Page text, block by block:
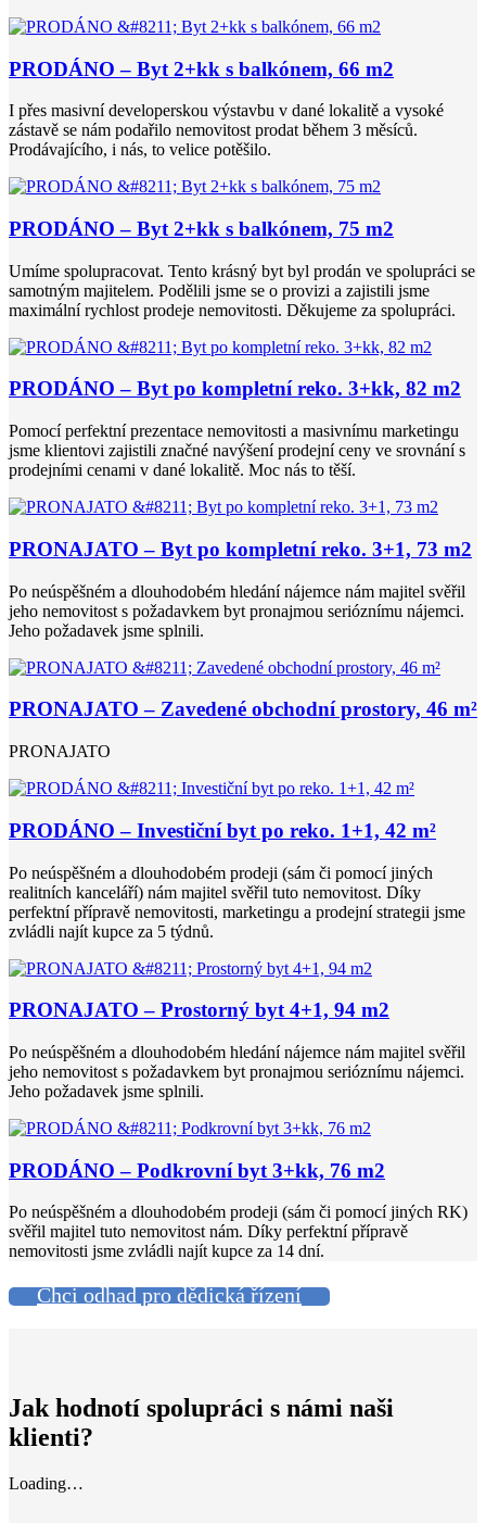
PRODÁNO – Byt 2+kk s balkónem, 66 m2
I přes masivní developerskou výstavbu v dané lokalitě a vysoké
zástavě se nám podařilo nemovitost prodat během 3 měsíců.
Prodávajícího, i nás, to velice potěšilo.
PRODÁNO – Byt 2+kk s balkónem, 75 m2
Umíme spolupracovat. Tento krásný byt byl prodán ve spolupráci se
samotným majitelem. Podělili jsme se o provizi a zajistili jsme
maximální rychlost prodeje nemovitosti. Děkujeme za spolupráci.
PRODÁNO – Byt po kompletní reko. 3+kk, 82 m2
Pomocí perfektní prezentace nemovitosti a masivnímu marketingu
jsme klientovi zajistili značné navýšení prodejní ceny ve srovnání s
prodejními cenami v dané lokalitě. Moc nás to těší.
PRONAJATO – Byt po kompletní reko. 3+1, 73 m2
Po neúspěšném a dlouhodobém hledání nájemce nám majitel svěřil
jeho nemovitost s požadavkem byt pronajmou serióznímu nájemci.
Jeho požadavek jsme splnili.
PRONAJATO – Zavedené obchodní prostory, 46 m²
PRONAJATO
PRODÁNO – Investiční byt po reko. 1+1, 42 m²
Po neúspěšném a dlouhodobém prodeji (sám či pomocí jiných
realitních kanceláří) nám majitel svěřil tuto nemovitost. Díky
perfektní přípravě nemovitosti, marketingu a prodejní strategii jsme
zvládli najít kupce za 5 týdnů.
PRONAJATO – Prostorný byt 4+1, 94 m2
Po neúspěšném a dlouhodobém hledání nájemce nám majitel svěřil
jeho nemovitost s požadavkem byt pronajmou serióznímu nájemci.
Jeho požadavek jsme splnili.
PRODÁNO – Podkrovní byt 3+kk, 76 m2
Po neúspěšném a dlouhodobém prodeji (sám či pomocí jiných RK)
svěřil majitel tuto nemovitost nám. Díky perfektní přípravě
nemovitosti jsme zvládli najít kupce za 14 dní.
Chci odhad pro dědická řízení
Jak hodnotí spolupráci s námi naši
klienti?
Loading…